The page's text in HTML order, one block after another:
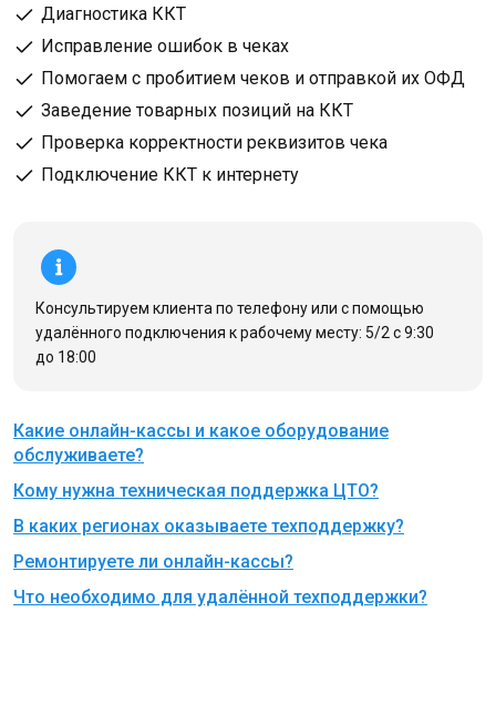
Диагностика ККТ
Исправление ошибок в чеках
Помогаем с пробитием чеков и отправкой их ОФД
Заведение товарных позиций на ККТ
Проверка корректности реквизитов чека
Подключение ККТ к интернету
Консультируем клиента по телефону или с помощью
удалённого подключения к рабочему месту: 5/2 с 9:30
до 18:00
Какие онлайн-кассы и какое оборудование
обслуживаете?
Кому нужна техническая поддержка ЦТО?
В каких регионах оказываете техподдержку?
Ремонтируете ли онлайн-кассы?
Что необходимо для удалённой техподдержки?